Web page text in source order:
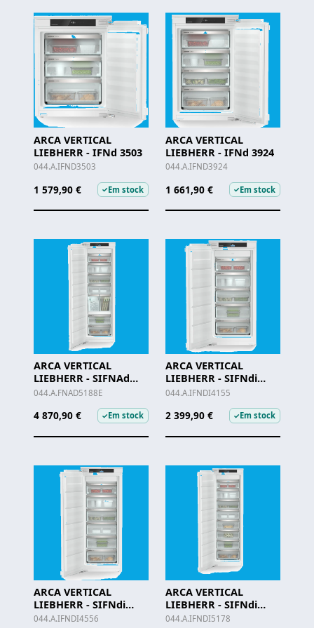
ARCA VERTICAL
LIEBHERR - IFNd 3503
044.A.IFND3503
1 579,90 € ✓Em stock
ARCA VERTICAL
LIEBHERR - IFNd 3924
044.A.IFND3924
1 661,90 € ✓Em stock
ARCA VERTICAL
LIEBHERR - SIFNAd
5188 ESQ
044.A.FNAD5188E
4 870,90 € ✓Em stock
ARCA VERTICAL
LIEBHERR - SIFNdi
4155
044.A.IFNDI4155
2 399,90 € ✓Em stock
ARCA VERTICAL
LIEBHERR - SIFNdi
4556
044.A.IFNDI4556
ARCA VERTICAL
LIEBHERR - SIFNdi
5178
044.A.IFNDI5178